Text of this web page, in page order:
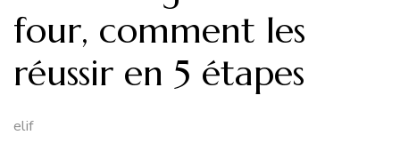
four, comment les
réussir en 5 étapes
elif